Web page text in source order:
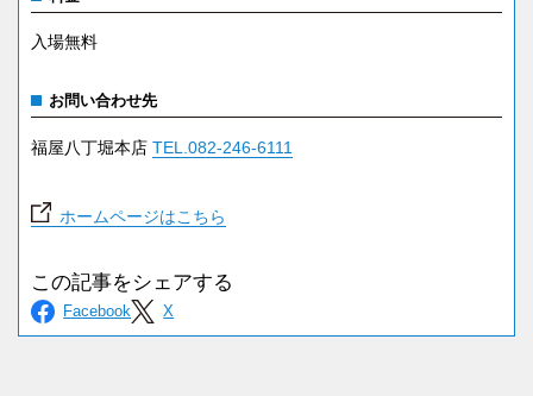
入場無料
お問い合わせ先
福屋八丁堀本店 TEL.082-246-6111
ホームページはこちら